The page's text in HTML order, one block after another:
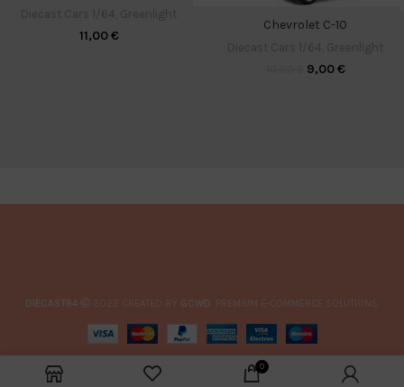
11,00€
Chevrolet C-10
9,00€
DIECAST64 2022 CREATED BY GCWD . PREMIUM E-COMMERCE SOLUTIONS.
0